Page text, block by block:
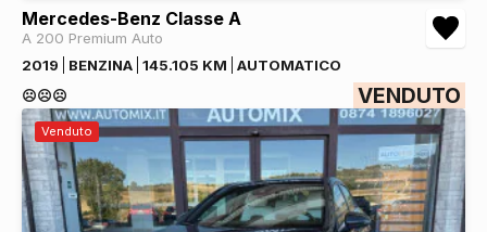
Mercedes-Benz Classe A
A 200 Premium Auto
2019
BENZINA 145.105 KM
AUTOMATICO
☹️☹️☹️
VENDUTO
Venduto